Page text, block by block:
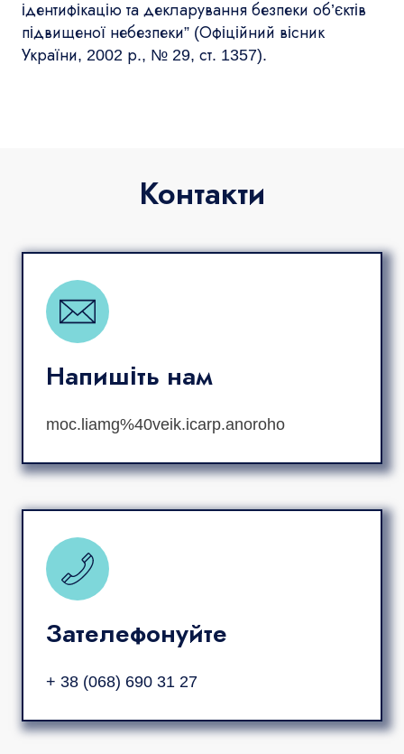
ідентифікацію та декларування безпеки об’єктів
підвищеної небезпеки” (Офіційний вісник
України, 2002 р., № 29, ст. 1357).
Контакти
Напишіть нам
moc.liamg%40veik.icarp.anoroho
Зателефонуйте
+ 38 (068) 690 31 27